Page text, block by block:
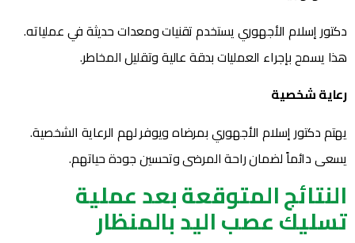
دكتور إسلام الأجهوري يستخدم تقنيات ومعدات حديثة في عملياته.
هذا يسمح بإجراء العمليات بدقة عالية وتقليل المخاطر.
رعاية شخصية
يهتم دكتور إسلام الأجهوري بمرضاه ويوفر لهم الرعاية الشخصية.
يسعى دائماً لضمان راحة المرضى وتحسين جودة حياتهم.
النتائج المتوقعة بعد عملية
تسليك عصب اليد بالمنظار